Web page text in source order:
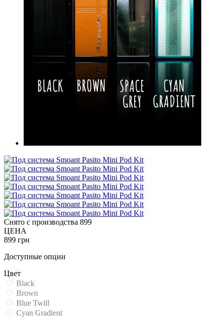
Снято с производства 899
ЦЕНА
899 грн
Доступные опции
Цвет
Black
Brown
Blue Twill
Cyan Gradient